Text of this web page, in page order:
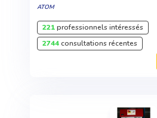
ATOM
221professionnels intéressés
2744consultations récentes